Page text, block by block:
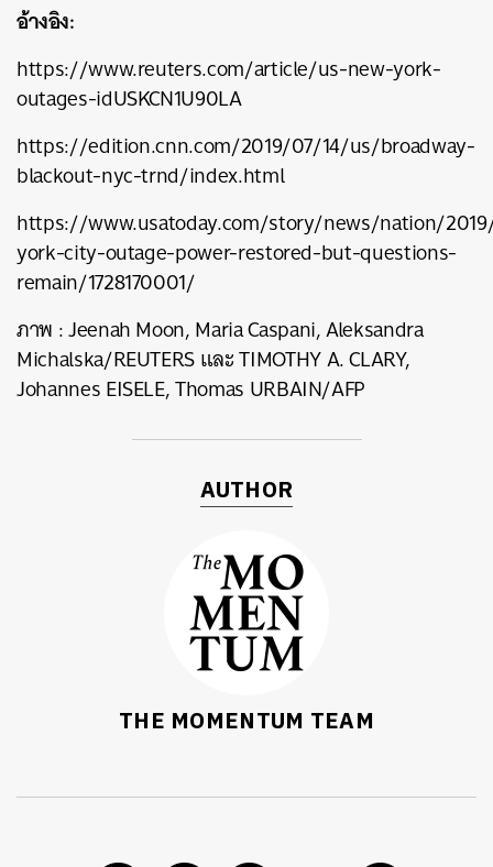
อ้างอิง:
https://www.reuters.com/article/us-new-york-
outages-idUSKCN1U90LA
https://edition.cnn.com/2019/07/14/us/broadway-
blackout-nyc-trnd/index.html
https://www.usatoday.com/story/news/nation/
york-city-outage-power-restored-but-questions-
remain/1728170001/
ภาพ : Jeenah Moon, Maria Caspani, Aleksandra
Michalska/REUTERSและTIMOTHY A. CLARY,
Johannes EISELE, Thomas URBAIN/AFP
AUTHOR
THE MOMENTUM TEAM